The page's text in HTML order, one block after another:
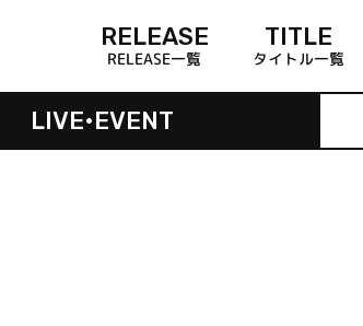
RELEASE
RELEASE一覧
TITLE
タイトル一覧
LIVE•EVENT